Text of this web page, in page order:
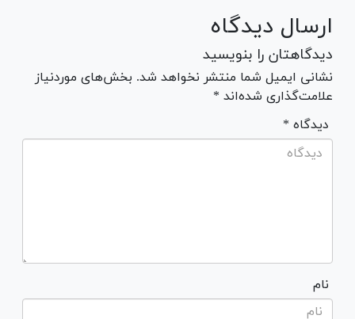
ارسال دیدگاه
دیدگاهتان را بنویسید
نشانی ایمیل شما منتشر نخواهد شد. بخش‌های موردنیاز
علامت‌گذاری شده‌اند *
* دیدگاه
نام